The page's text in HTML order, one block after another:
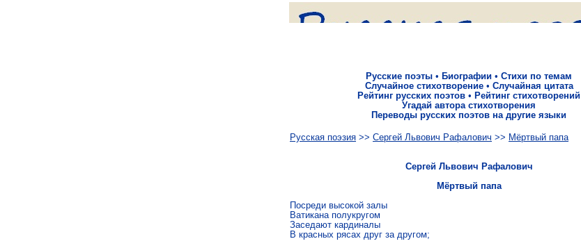
Русские поэты • Биографии • Стихи по темам
Случайное стихотворение• Случайная цитата
Рейтинг русских поэтов • Рейтинг стихотворений
Угадай автора стихотворения
Переводы русских поэтов на другие языки
Русская поэзия >> Сергей Львович Рафалович >> Мёртвый папа
Сергей Львович Рафалович
Мёртвый папа
Посреди высокой залы
Ватикана полукругом
Заседают кардиналы
В красных рясах друг за другом;